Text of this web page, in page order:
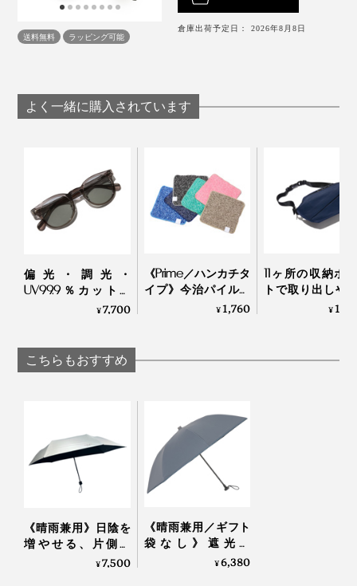
送料無料 ラッピング可能
倉庫出荷予定日： 2026年8月8日
よく一緒に購入されています
偏光・調光・
UV99.9％カットの
「おしゃれグラス」
¥7,700
《Prime／ハンカチタ
イプ》今治パイルと
冷感生地のハイブリ
¥1,760
11ヶ所の収納ポ
トで取り出しや
を設計した、「
¥
こちらもおすすめ
《晴雨兼用》日陰を
増やせる、片側＋
19cmの変形傘｜
¥7,500
《晴雨兼用／ギフト
袋なし》遮光率
100％、折り畳まな
¥6,380